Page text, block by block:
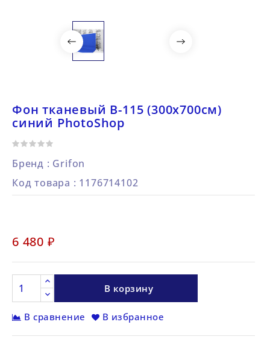
Фон тканевый B-115 (300х700см)
синий PhotoShop
Бренд : Grifon
Код товара : 1176714102
6 480 ₽
В корзину
В сравнение В избранное